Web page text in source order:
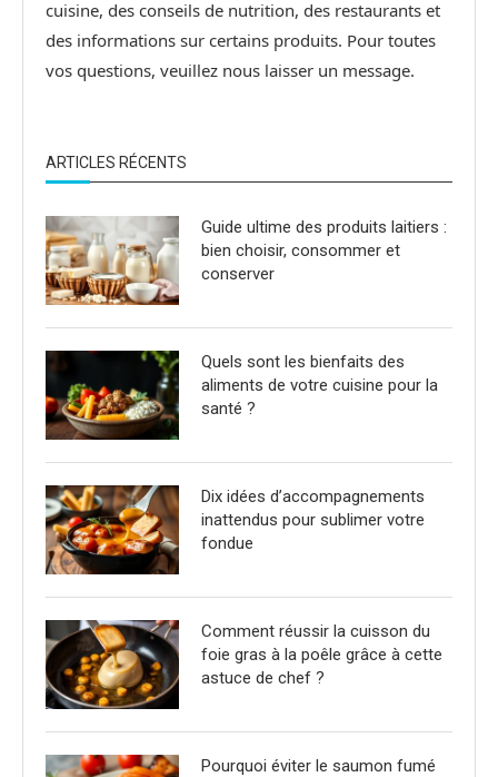
cuisine, des conseils de nutrition, des restaurants et
des informations sur certains produits. Pour toutes
vos questions, veuillez nous laisser un message.
ARTICLES RÉCENTS
Guide ultime des produits laitiers :
bien choisir, consommer et
conserver
Quels sont les bienfaits des
aliments de votre cuisine pour la
santé ?
Dix idées d’accompagnements
inattendus pour sublimer votre
fondue
Comment réussir la cuisson du
foie gras à la poêle grâce à cette
astuce de chef ?
Pourquoi éviter le saumon fumé